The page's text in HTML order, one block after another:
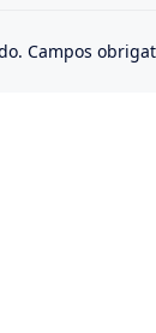
Campos